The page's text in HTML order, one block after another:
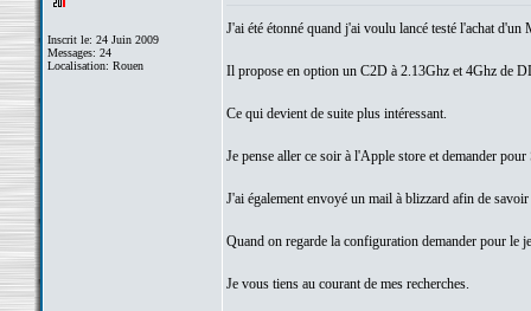
Inscrit le: 24 Juin 2009
Messages: 24
Localisation: Rouen
J'ai été étonné quand j'ai voulu lancé testé l'achat
Il propose en option un C2D à 2.13Ghz et 4Ghz de
Ce qui devient de suite plus intéressant.
Je pense aller ce soir à l'Apple store et demander pour
J'ai également envoyé un mail à blizzard afin de
Quand on regarde la configuration demander pour le
Je vous tiens au courant de mes recherches.